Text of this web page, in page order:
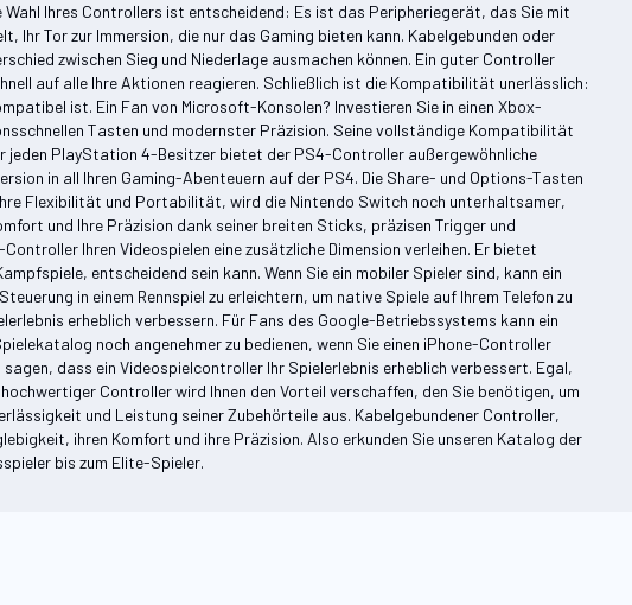
Ihres Controllers ist entscheidend: Es ist das Peripheriegerät, das Sie mit
Ihr Tor zur Immersion, die nur das Gaming bieten kann. Kabelgebunden oder
zwischen Sieg und Niederlage ausmachen können. Ein guter Controller
auf alle Ihre Aktionen reagieren. Schließlich ist die Kompatibilität unerlässlich:
ist. Ein Fan von Microsoft-Konsolen? Investieren Sie in einen Xbox-
Tasten und modernster Präzision. Seine vollständige Kompatibilität
jeden PlayStation 4-Besitzer bietet der PS4-Controller außergewöhnliche
in all Ihren Gaming-Abenteuern auf der PS4. Die Share- und Options-Tasten
Flexibilität und Portabilität, wird die Nintendo Switch noch unterhaltsamer,
und Ihre Präzision dank seiner breiten Sticks, präzisen Trigger und
Ihren Videospielen eine zusätzliche Dimension verleihen. Er bietet
entscheidend sein kann. Wenn Sie ein mobiler Spieler sind, kann ein
in einem Rennspiel zu erleichtern, um native Spiele auf Ihrem Telefon zu
erheblich verbessern. Für Fans des Google-Betriebssystems kann ein
noch angenehmer zu bedienen, wenn Sie einen iPhone-Controller
dass ein Videospielcontroller Ihr Spielerlebnis erheblich verbessert. Egal,
Controller wird Ihnen den Vorteil verschaffen, den Sie benötigen, um
und Leistung seiner Zubehörteile aus. Kabelgebundener Controller,
ihren Komfort und ihre Präzision. Also erkunden Sie unseren Katalog der
bis zum Elite-Spieler.